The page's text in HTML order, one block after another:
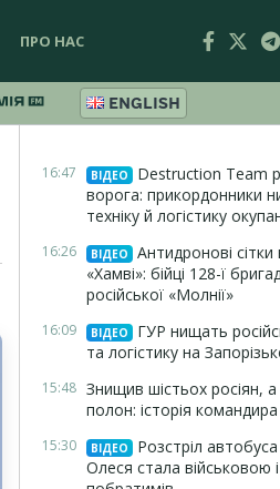
ПРО НАС
ENGLISH
16:47 ВІДЕО
Destruction Team
ворога: прикордонники
техніку й логістику
16:26 ВІДЕО
Антидронові
«Хамві»: бійці 128-ї
російської «Молнії»
16:09 ВІДЕО
ГУР нищать
та логістику на
15:48 Знищив шістьох росіян, а
полон: історія командира
15:30 ВІДЕО
Розстріл
Олеся стала військовою